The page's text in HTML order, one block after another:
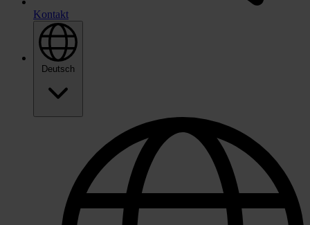
Kontakt
Deutsch